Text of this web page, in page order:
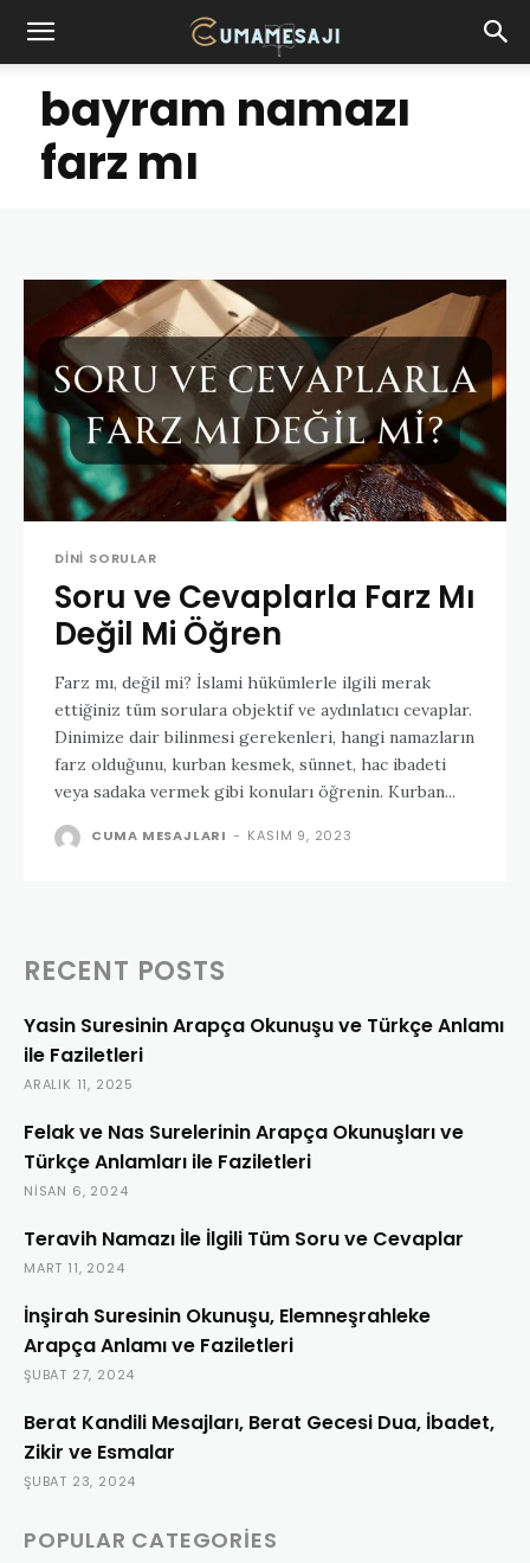
bayram namazı
farz mı
DINI SORULAR
Soru ve Cevaplarla Farz Mı
Değil Mi Öğren
Farz mı, değil mi? İslami hükümlerle ilgili merak
ettiğiniz tüm sorulara objektif ve aydınlatıcı cevaplar.
Dinimize dair bilinmesi gerekenleri, hangi namazların
farz olduğunu, kurban kesmek, sünnet, hac ibadeti
veya sadaka vermek gibi konuları öğrenin. Kurban...
CUMA MESAJLARI - KASIM 9, 2023
RECENT POSTS
Yasin Suresinin Arapça Okunuşu ve Türkçe Anlamı
ile Faziletleri
ARALIK 11, 2025
Felak ve Nas Surelerinin Arapça Okunuşları ve
Türkçe Anlamları ile Faziletleri
NISAN 6, 2024
Teravih Namazı İle İlgili Tüm Soru ve Cevaplar
MART 11, 2024
İnşirah Suresinin Okunuşu, Elemneşrahleke
Arapça Anlamı ve Faziletleri
ŞUBAT 27, 2024
Berat Kandili Mesajları, Berat Gecesi Dua, İbadet,
Zikir ve Esmalar
ŞUBAT 23, 2024
POPULAR CATEGORIES